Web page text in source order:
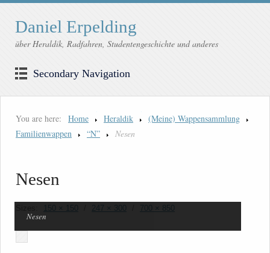
Daniel Erpelding
über Heraldik, Radfahren, Studentengeschichte und anderes
Secondary Navigation
You are here: Home Heraldik
(Meine) Wappensammlung
Familienwappen
“N” Nesen
Nesen
150 × 150 247 × 300 700 × 850
Nesen